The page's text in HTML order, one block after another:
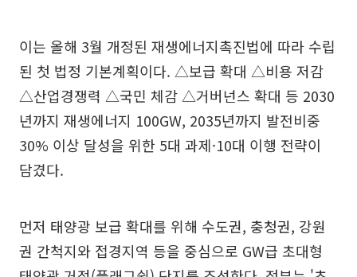
이는 올해 3월 개정된 재생에너지촉진법에 따라 수립
된 첫 법정 기본계획이다. △보급 확대 △비용 저감
△산업경쟁력 △국민 체감 △거버넌스 확대 등 2030
년까지 재생에너지 100GW, 2035년까지 발전비중
30% 이상 달성을 위한 5대 과제·10대 이행 전략이
담겼다.
먼저 태양광 보급 확대를 위해 수도권, 충청권, 강원
권 간척지와 접경지역 등을 중심으로 GW급 초대형